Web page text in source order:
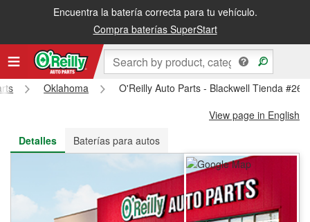
Encuentra la batería correcta para tu vehículo.
Compra baterías SuperStart
Recibe tu orden gratis al día siguiente o recógela en la tienda
Oklahoma
O'Reilly Auto Parts - Blackwell Tienda #267
View page in English
Detalles
Baterías para autos